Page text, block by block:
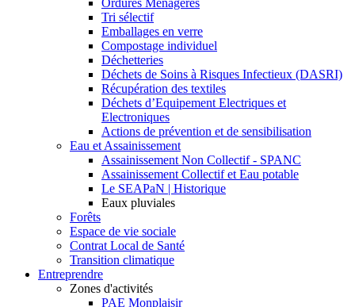
Tri sélectif
Emballages en verre
Compostage individuel
Déchetteries
Déchets de Soins à Risques Infectieux (DASRI)
Récupération des textiles
Déchets d’Equipement Electriques et
Electroniques
Actions de prévention et de sensibilisation
Eau et Assainissement
Assainissement Non Collectif - SPANC
Assainissement Collectif et Eau potable
Le SEAPaN | Historique
Eaux pluviales
Forêts
Espace de vie sociale
Contrat Local de Santé
Transition climatique
Entreprendre
Zones d'activités
PAE Monplaisir